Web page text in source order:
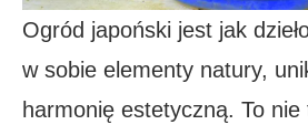
Ogród japoński jest jak
w sobie elementy natury,
harmonię estetyczną. To nie